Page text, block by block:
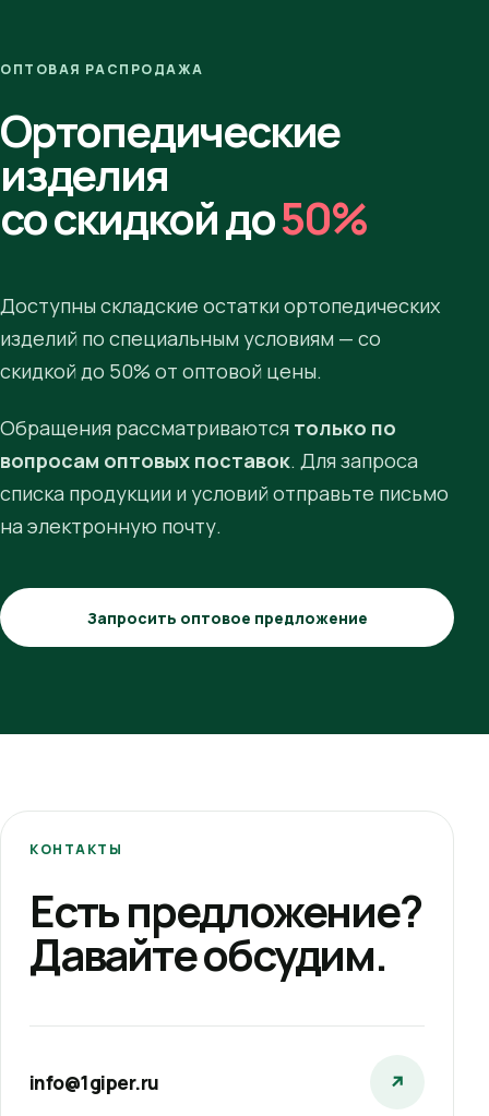
ОПТОВАЯ РАСПРОДАЖА
Ортопедические
изделия
со скидкой до50%
Доступны складские остатки ортопедических
изделий по специальным условиям — со
скидкой до 50% от оптовой цены.
Обращения рассматриваются только по
вопросам оптовых поставок. Для запроса
списка продукции и условий отправьте письмо
на электронную почту.
Запросить оптовое предложение
КОНТАКТЫ
Есть предложение?
Давайте обсудим.
info@1giper.ru ↗